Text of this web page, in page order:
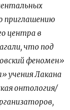
приглашению
центра в
что под
феномен»
учения Лакана
онтология/